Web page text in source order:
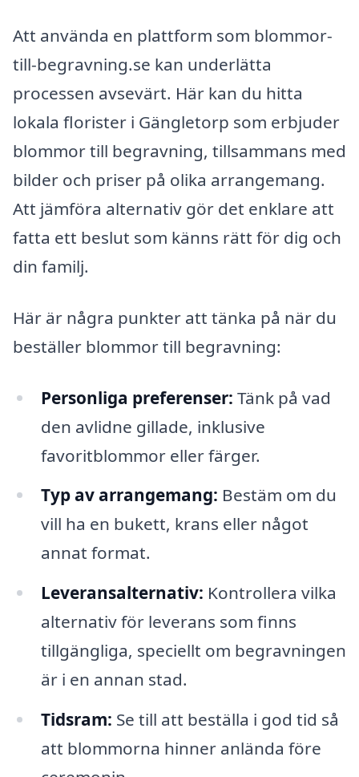
Att använda en plattform som blommor-
till-begravning.se kan underlätta
processen avsevärt. Här kan du hitta
lokala florister i Gängletorp som erbjuder
blommor till begravning, tillsammans med
bilder och priser på olika arrangemang.
Att jämföra alternativ gör det enklare att
fatta ett beslut som känns rätt för dig och
din familj.
Här är några punkter att tänka på när du
beställer blommor till begravning:
Personliga preferenser: Tänk på vad
den avlidne gillade, inklusive
favoritblommor eller färger.
Typ av arrangemang: Bestäm om du
vill ha en bukett, krans eller något
annat format.
Leveransalternativ: Kontrollera vilka
alternativ för leverans som finns
tillgängliga, speciellt om begravningen
är i en annan stad.
Tidsram: Se till att beställa i god tid så
att blommorna hinner anlända före